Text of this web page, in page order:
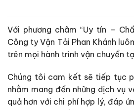
Với phương châm “Uy tín –
Công ty Vận Tải Phan Khánh
trên mọi hành trình vận chuyển
Chúng tôi cam kết sẽ tiếp tục
nhằm mang đến những dịch vụ
quả hơn với chi phí hợp lý, đáp